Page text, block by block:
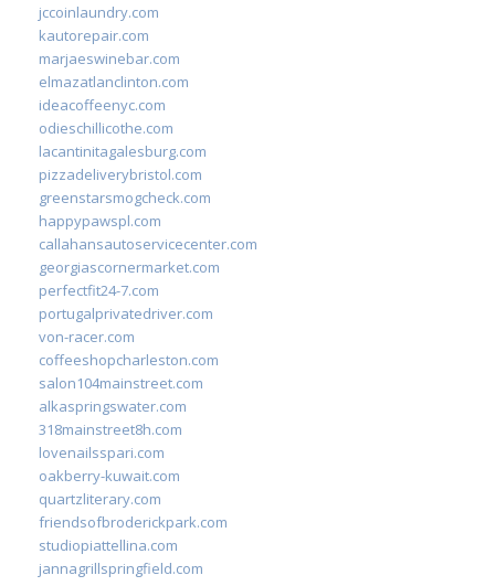
jccoinlaundry.com
kautorepair.com
marjaeswinebar.com
elmazatlanclinton.com
ideacoffeenyc.com
odieschillicothe.com
lacantinitagalesburg.com
pizzadeliverybristol.com
greenstarsmogcheck.com
happypawspl.com
callahansautoservicecenter.com
georgiascornermarket.com
perfectfit24-7.com
portugalprivatedriver.com
von-racer.com
coffeeshopcharleston.com
salon104mainstreet.com
alkaspringswater.com
318mainstreet8h.com
lovenailsspari.com
oakberry-kuwait.com
quartzliterary.com
friendsofbroderickpark.com
studiopiattellina.com
jannagrillspringfield.com